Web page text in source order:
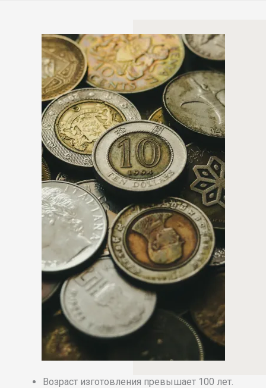
Возраст изготовления превышает 100 лет.